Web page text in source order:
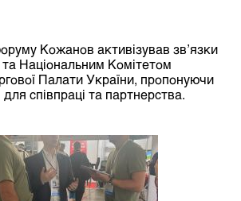
Кожанов активізував зв’язки
Національним Комітетом
Палати України, пропонуючи
співпраці та партнерства.